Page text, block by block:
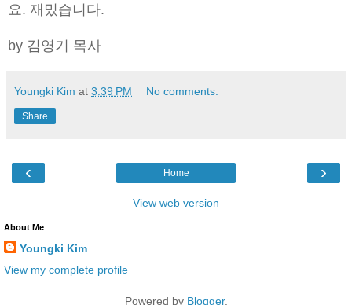
요. 재밌습니다.
by 김영기 목사
Youngki Kim at 3:39 PM No comments:
Share
‹ ›
Home
View web version
About Me
Youngki Kim
View my complete profile
Powered by Blogger.